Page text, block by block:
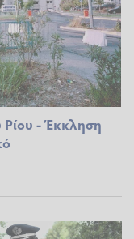
- Έκκληση